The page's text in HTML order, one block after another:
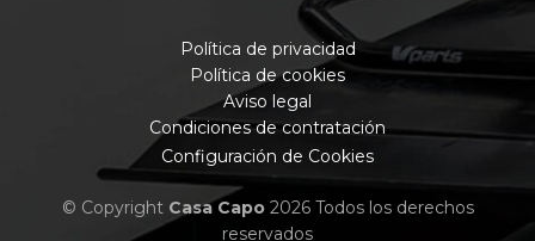
© Copyright Casa Capo2026 Todos los derechos
reservados
Política de privacidad
Política de cookies
Aviso legal
Condiciones de contratación
Configuración de Cookies